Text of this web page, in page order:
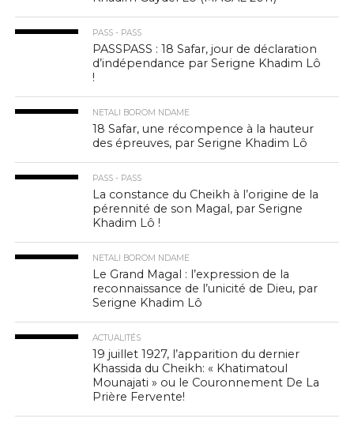
PASS - PASS
PASSPASS : 18 Safar, jour de déclaration
d’indépendance par Serigne Khadim Lô
!
NETALI BOROM NDAME
18 Safar, une récompence à la hauteur
des épreuves, par Serigne Khadim Lô
PASS - PASS
La constance du Cheikh à l’origine de la
pérennité de son Magal, par Serigne
Khadim Lô !
NETALI BOROM NDAME
Le Grand Magal : l’expression de la
reconnaissance de l’unicité de Dieu, par
Serigne Khadim Lô
ACTUALITÉS
19 juillet 1927, l’apparition du dernier
Khassida du Cheikh: « Khatimatoul
Mounajati » ou le Couronnement De La
Prière Fervente!